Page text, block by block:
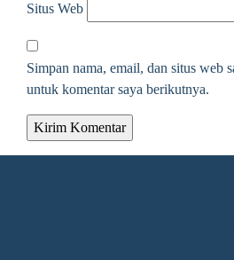
Situs Web
Simpan nama, email, dan situs web
untuk komentar saya berikutnya.